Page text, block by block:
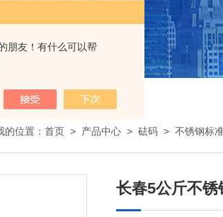
朋友！有什么可以帮
的位置： 首页 > 产品中心 > 砝码 > 不锈钢标
长春5公斤不